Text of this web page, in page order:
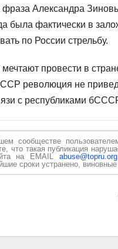
Александра
была фактически в
по России стрельбу.
провести в
революция не
с республиками
сообществе
что такая публикация
на EMAIL abuse@topru.org
сроки устранено, виновные